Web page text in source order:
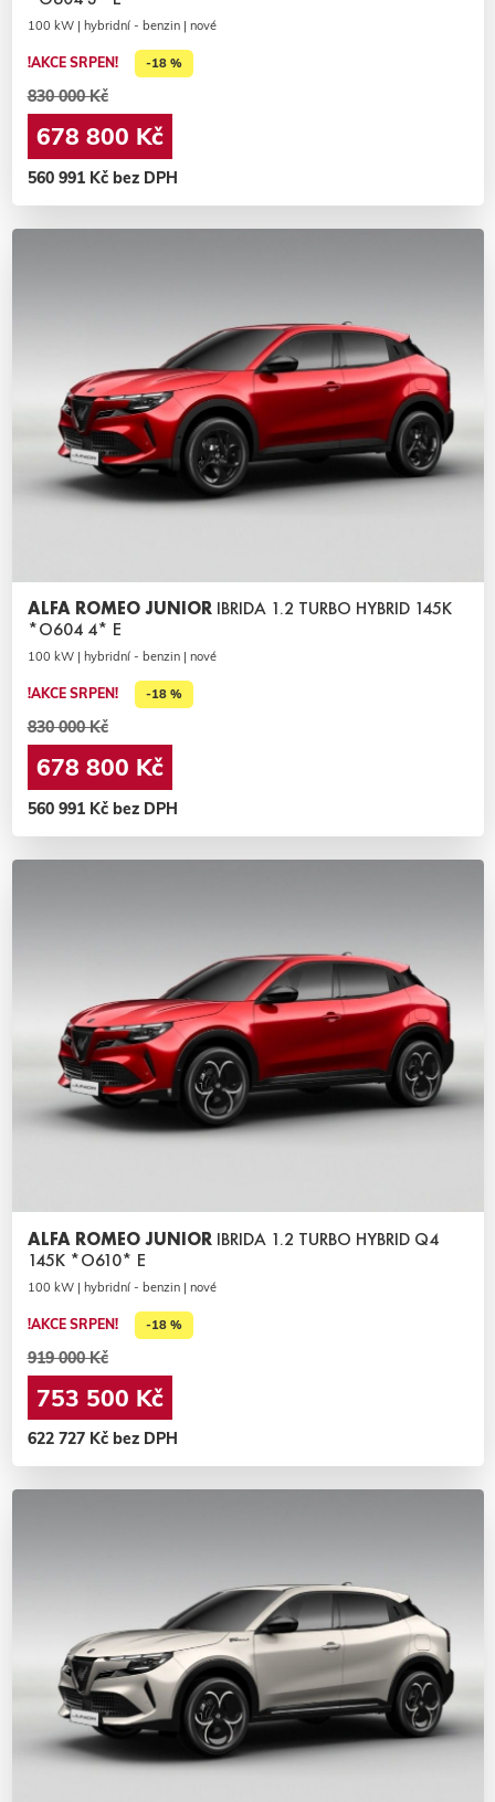
100 kW | hybridní - benzin | nové
!AKCE SRPEN! -18 %
830 000 Kč
678 800 Kč
560 991 Kč bez DPH
ALFA ROMEO JUNIOR IBRIDA 1.2 TURBO HYBRID 145K
*O604 4* E
100 kW | hybridní - benzin | nové
!AKCE SRPEN! -18 %
830 000 Kč
678 800 Kč
560 991 Kč bez DPH
ALFA ROMEO JUNIOR IBRIDA 1.2 TURBO HYBRID Q4
145K *O610* E
100 kW | hybridní - benzin | nové
!AKCE SRPEN! -18 %
919 000 Kč
753 500 Kč
622 727 Kč bez DPH